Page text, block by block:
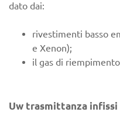
dato dai:
rivestimenti basso
e Xenon);
il gas di
Uw trasmittanza